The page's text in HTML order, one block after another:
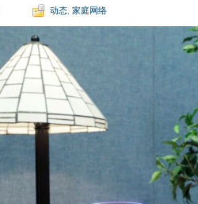
动态 家庭网络